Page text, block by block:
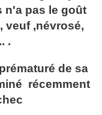
n'a pas le goût
veuf ,névrosé,
.
de sa
récemment